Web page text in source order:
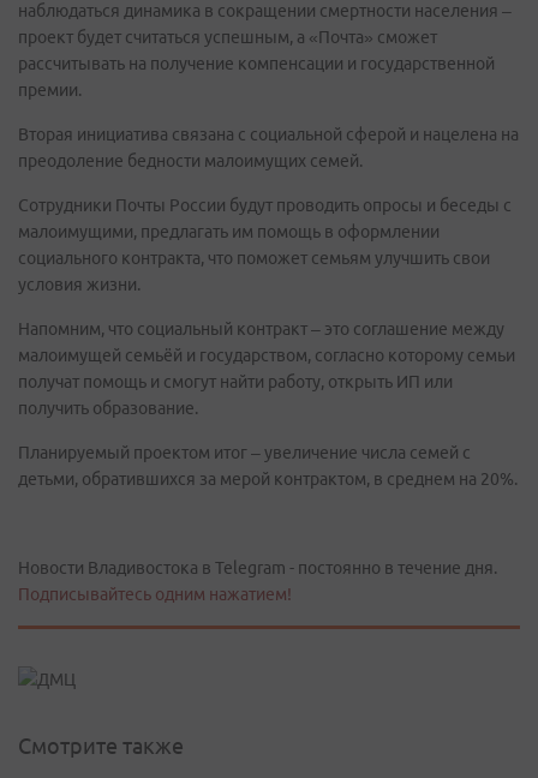
наблюдаться динамика в сокращении смертности населения –
проект будет считаться успешным, а «Почта» сможет
рассчитывать на получение компенсации и государственной
премии.
Вторая инициатива связана с социальной сферой и нацелена на
преодоление бедности малоимущих семей.
Сотрудники Почты России будут проводить опросы и беседы с
малоимущими, предлагать им помощь в оформлении
социального контракта, что поможет семьям улучшить свои
условия жизни.
Напомним, что социальный контракт – это соглашение между
малоимущей семьёй и государством, согласно которому семьи
получат помощь и смогут найти работу, открыть ИП или
получить образование.
Планируемый проектом итог – увеличение числа семей с
детьми, обратившихся за мерой контрактом, в среднем на 20%.
Новости Владивостока в Telegram - постоянно в течение дня.
Подписывайтесь одним нажатием!
Смотрите также